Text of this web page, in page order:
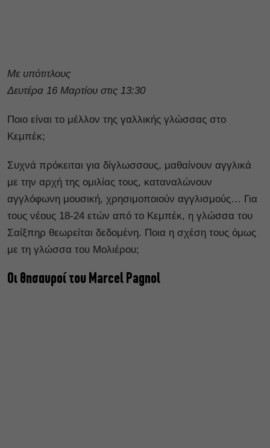
Με υπότιτλους
Δευτέρα 16 Μαρτίου στις 13:30
Ποιο είναι το μέλλον της γαλλικής γλώσσας στο
Κεμπέκ;
Συχνά πρόκειται για δίγλωσσους, μαθαίνουν αγγλικά
με την αρχή της ομιλίας τους, καταναλώνουν
αγγλόφωνη μουσική, χρησιμοποιούν αγγλισμούς… Για
τους νέους 18-24 ετών από το Κεμπέκ, η γλώσσα του
Σαίξπηρ θεωρείται δεδομένη. Ποια η σχέση τους όμως
με τη γλώσσα του Μολιέρου;
Οι θησαυροί του Marcel Pagnol